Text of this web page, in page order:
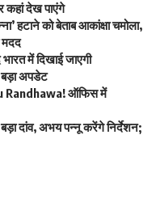
कहां देख पाएंगे
हटाने को बेताब आकांक्षा चमोला,
में दिखाई जाएगी
बड़ा अपडेट
Randhawa! ऑफिस में
दांव, अभय पन्नू करेंगे निर्देशन;